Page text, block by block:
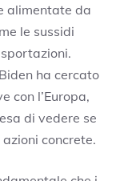
alimentate da
le sussidi
ha cercato
con l’Europa,
di vedere se
concrete.